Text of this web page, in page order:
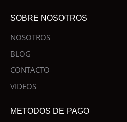
SOBRE NOSOTROS
NOSOTROS
BLOG
CONTACTO
VIDEOS
METODOS DE PAGO